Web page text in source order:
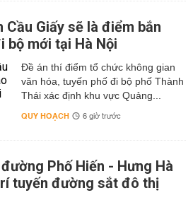
Cầu Giấy sẽ là điểm bắn
bộ mới tại Hà Nội
Đề án thí điểm tổ chức không gian
văn hóa, tuyến phố đi bộ phố Thành
Thái xác định khu vực Quảng...
QUY HOẠCH 6 giờ trước
Phố Hiến - Hưng Hà
tuyến đường sắt đô thị